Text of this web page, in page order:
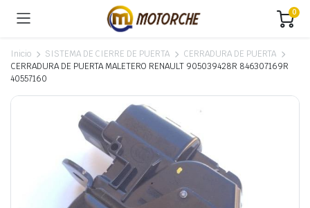
0
Inicio SISTEMA DE CIERRE DE PUERTA
CERRADURA DE PUERTA
CERRADURA DE PUERTA MALETERO RENAULT 905039428R 846307169R
40557160